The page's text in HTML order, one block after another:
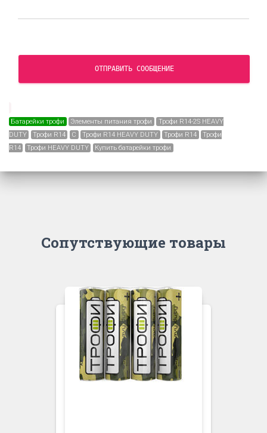
ОТПРАВИТЬ СООБЩЕНИЕ
Батарейки трофи Элементы питания трофи
Трофи R14-2S HEAVY
DUTY
Трофи R14 C Трофи R14 HEAVY DUTY Трофи R14
Трофи
R14
Трофи HEAVY DUTY Купить батарейки трофи
Сопутствующие товары